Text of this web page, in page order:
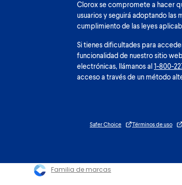
Clorox se compromete a hacer
usuarios y seguirá adoptando las
cumplimiento de las leyes
Si tienes dificultades para
funcionalidad de nuestro sitio
electrónicas, llámanos al1-800-
acceso a través de un método
Safer Choice Términos de uso
Familia de marcas